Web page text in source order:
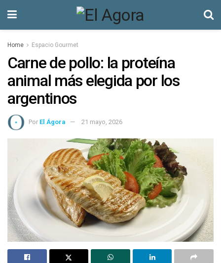
Home Espacio Gourmet
Carne de pollo: la proteína
animal más elegida por los
argentinos
Por El Ágora 21 mayo, 2026